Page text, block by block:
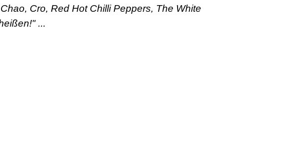
Cro, Red Hot Chilli Peppers, The White
...